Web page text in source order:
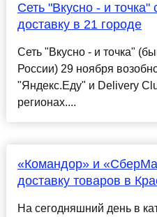
Сеть "Вкусно - и точка"
доставку в 21 городе
Сеть "Вкусно - и точка"
России) 29 ноября
"Яндекс.Еду" и Delivery
регионах....
«Командор» и
доставку товаров в
На сегодняшний день в